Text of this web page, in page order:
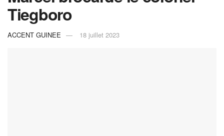
Tiegboro
ACCENT GUINEE 18 juillet 2023